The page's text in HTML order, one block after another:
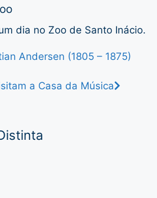
dia no Zoo de Santo Inácio.
Andersen (1805 – 1875)
a Casa da Música